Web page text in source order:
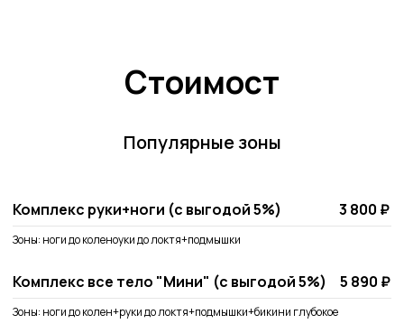
Зоны: ноги до коленоуки до локтя+подмышки
Зоны: ноги до колен+руки до локтя+подмышки+бикини глубокое
3 800 ₽
5 890 ₽
Комплекс руки+ноги (с выгодой 5%)
Комплекс все тело "Мини" (с выгодой 5%)
Популярные зоны
Стоимост